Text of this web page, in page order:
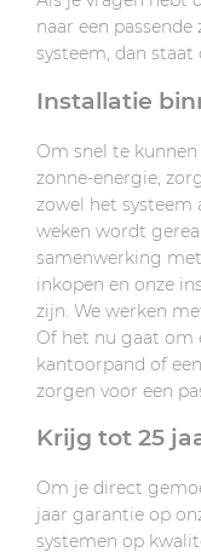
naar een
systeem, dan staat
Installatie
Om snel te
zonne-energie,
zowel het systeem
weken wordt
samenwerking
inkopen en onze
zijn. We werken
Of het nu gaat om
kantoorpand of
zorgen voor een
Krijg tot 25
Om je direct
jaar garantie op
systemen op